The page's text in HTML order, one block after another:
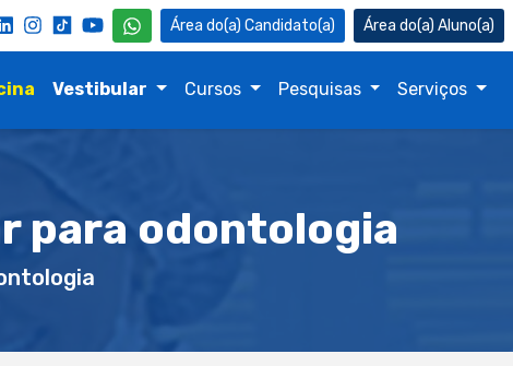
Candidato(a) Aluno(a)
Vestibular Cursos Pesquisas Serviços
para odontologia